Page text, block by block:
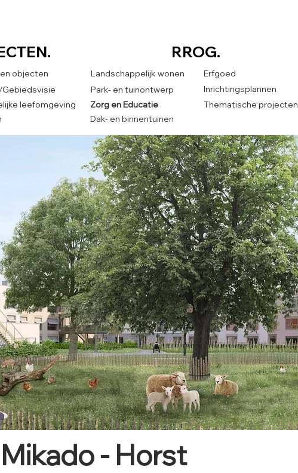
RROG.
Mikado - Horst
objecten
leefomgeving
Landschappelijk wonen
Park- en tuinontwerp
Zorg en Educatie
Dak- en binnentuinen
Erfgoed
Inrichtingsplannen
Thematische projecten